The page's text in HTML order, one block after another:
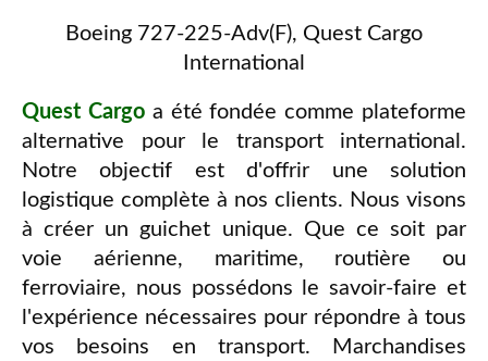
Boeing 727-225-Adv(F), Quest Cargo
International
Quest Cargoa été fondée comme plateforme
alternative pour le transport international.
Notre objectif est d'offrir une solution
logistique complète à nos clients. Nous visons
à créer un guichet unique. Que ce soit par
voie aérienne, maritime, routière ou
ferroviaire, nous possédons le savoir-faire et
l'expérience nécessaires pour répondre à tous
vos besoins en transport. Marchandises